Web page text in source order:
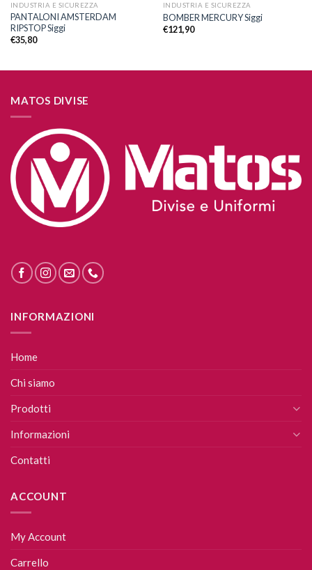
INDUSTRIA E SICUREZZA
PANTALONI AMSTERDAM
RIPSTOP Siggi
€35,80
INDUSTRIA E SICUREZZA
BOMBER MERCURY Siggi
€121,90
MATOS DIVISE
INFORMAZIONI
Home
Chi siamo
Prodotti
Informazioni
Contatti
ACCOUNT
My Account
Carrello